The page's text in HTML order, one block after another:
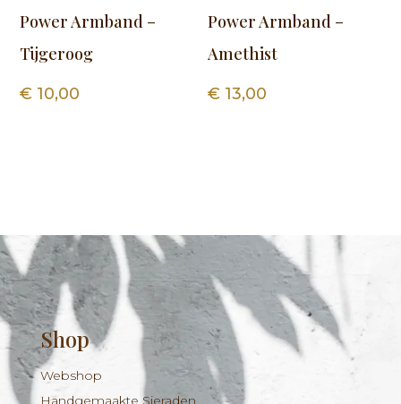
Power Armband –
Tijgeroog
€ 10,00
Power Armband –
Amethist
€ 13,00
Shop
Webshop
Handgemaakte Sieraden